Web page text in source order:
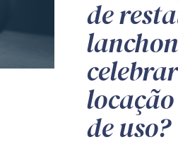
de
de uso?